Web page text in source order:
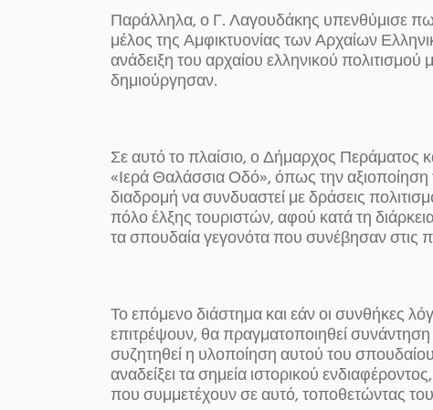
Παράλληλα, ο Γ. Λαγουδάκης υπενθύμισε
μέλος της Αμφικτυονίας των Αρχαίων
ανάδειξη του αρχαίου ελληνικού
δημιούργησαν.
Σε αυτό το πλαίσιο, ο Δήμαρχος Περάματος
«Ιερά Θαλάσσια Οδό», όπως την
διαδρομή να συνδυαστεί με δράσεις
πόλο έλξης τουριστών, αφού κατά τη
τα σπουδαία γεγονότα που συνέβησαν στις
Το επόμενο διάστημα και εάν οι συνθήκες
επιτρέψουν, θα πραγματοποιηθεί
συζητηθεί η υλοποίηση αυτού του
αναδείξει τα σημεία ιστορικού
που συμμετέχουν σε αυτό, τοποθετώντας